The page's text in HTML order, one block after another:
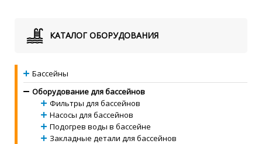
КАТАЛОГ ОБОРУДОВАНИЯ
Бассейны
Оборудование для бассейнов
Фильтры для бассейнов
Насосы для бассейнов
Подогрев воды в бассейне
Закладные детали для бассейнов